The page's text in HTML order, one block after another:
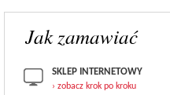
Jak zamawiać
SKLEP INTERNETOWY
› zobacz krok po kroku